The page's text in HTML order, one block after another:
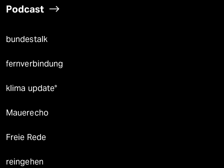
Podcast
bundestalk
fernverbindung
klima update°
Mauerecho
Freie Rede
reingehen